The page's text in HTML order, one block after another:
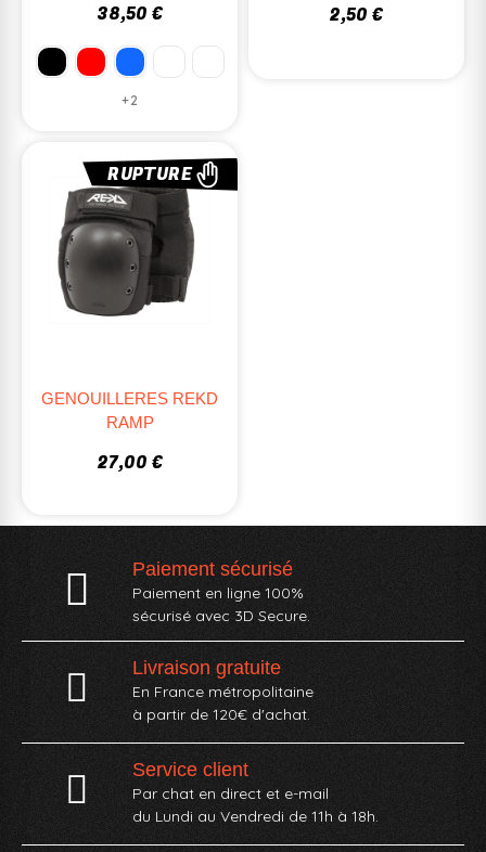
38,50 €
+2
2,50 €
RUPTURE
GENOUILLERES REKD
RAMP
27,00 €
Paiement sécurisé
Paiement en ligne 100%
sécurisé avec 3D Secure.
Livraison gratuite
En France métropolitaine
à partir de 120€ d'achat.
Service client
Par chat en direct et e-mail
du Lundi au Vendredi de 11h à 18h.